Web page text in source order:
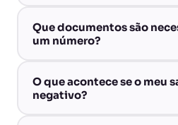
Que documentos são
um número?
O que acontece se o meu
negativo?